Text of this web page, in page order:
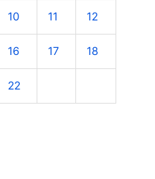
10 11 12
16 17 18
22